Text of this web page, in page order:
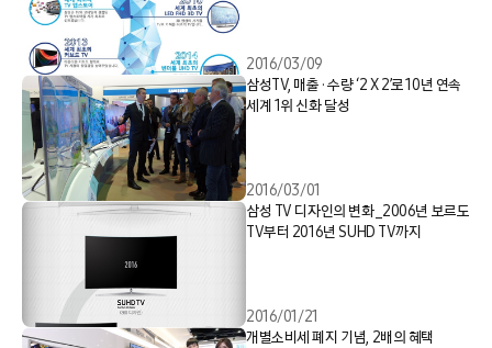
2016/03/09
삼성TV, 매출 · 수량 ‘2 X 2’로 10년 연속
세계 1위 신화 달성
2016/03/01
삼성 TV 디자인의 변화_2006년 보르도
TV부터 2016년 SUHD TV까지
2016/01/21
개별소비세 폐지 기념, 2배의 혜택